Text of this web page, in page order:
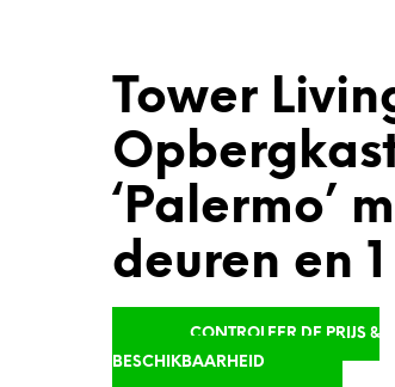
Tower
‘Palermo’
deuren en
CONTROLEER DE PRIJS &
BESCHIKBAARHEID